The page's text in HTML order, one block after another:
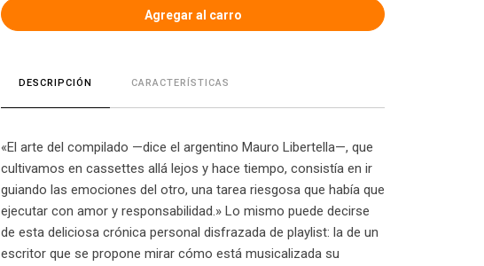
DESCRIPCIÓN CARACTERÍSTICAS
«El arte del compilado —dice el argentino Mauro Libertella—, que
cultivamos en cassettes allá lejos y hace tiempo, consistía en ir
guiando las emociones del otro, una tarea riesgosa que había que
ejecutar con amor y responsabilidad.» Lo mismo puede decirse
de esta deliciosa crónica personal disfrazada de playlist: la de un
escritor que se propone mirar cómo está musicalizada su